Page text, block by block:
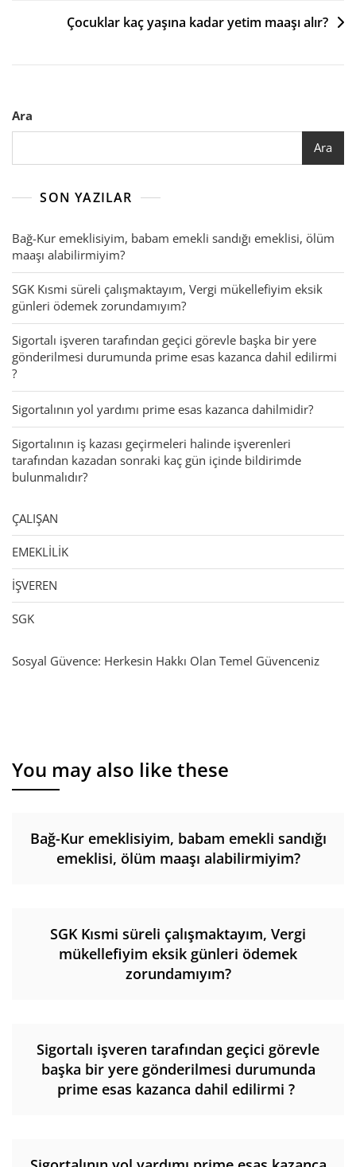
Çocuklar kaç yaşına kadar yetim maaşı alır?
Ara
Ara
SON YAZILAR
Bağ-Kur emeklisiyim, babam emekli sandığı emeklisi, ölüm
maaşı alabilirmiyim?
SGK Kısmi süreli çalışmaktayım, Vergi mükellefiyim eksik
günleri ödemek zorundamıyım?
Sigortalı işveren tarafından geçici görevle başka bir yere
gönderilmesi durumunda prime esas kazanca dahil edilirmi
?
Sigortalının yol yardımı prime esas kazanca dahilmidir?
Sigortalının iş kazası geçirmeleri halinde işverenleri
tarafından kazadan sonraki kaç gün içinde bildirimde
bulunmalıdır?
ÇALIŞAN
EMEKLİLİK
İŞVEREN
SGK
Sosyal Güvence: Herkesin Hakkı Olan Temel Güvenceniz
You may also like these
Bağ-Kur emeklisiyim, babam emekli sandığı
emeklisi, ölüm maaşı alabilirmiyim?
SGK Kısmi süreli çalışmaktayım, Vergi
mükellefiyim eksik günleri ödemek
zorundamıyım?
Sigortalı işveren tarafından geçici görevle
başka bir yere gönderilmesi durumunda
prime esas kazanca dahil edilirmi ?